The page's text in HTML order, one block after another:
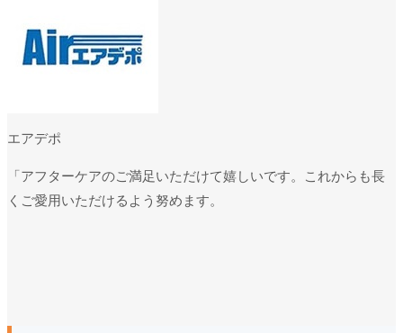
エアデポ
「アフターケアのご満足いただけて嬉しいです。これからも長
くご愛用いただけるよう努めます。